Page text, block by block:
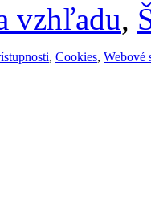
vzhľadu,
, Cookies, Webové